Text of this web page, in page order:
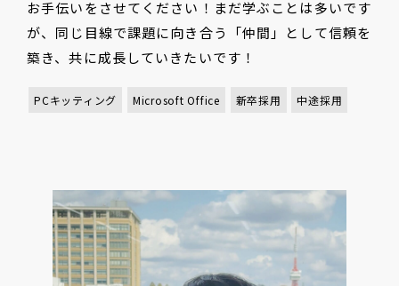
お手伝いをさせてください！まだ学ぶことは多いです
が、同じ目線で課題に向き合う「仲間」として信頼を
築き、共に成長していきたいです！
PCキッティング Microsoft Office 新卒採用 中途採用